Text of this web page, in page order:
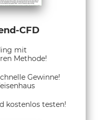
CFD
mit
Methode!
Gewinne!
kostenlos testen!